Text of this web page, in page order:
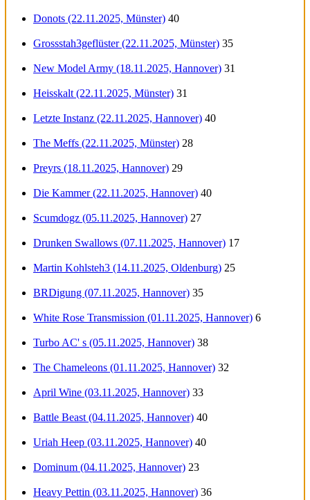
Donots (22.11.2025, Münster) 40
Grossstah3geflüster (22.11.2025, Münster) 35
New Model Army (18.11.2025, Hannover) 31
Heisskalt (22.11.2025, Münster) 31
Letzte Instanz (22.11.2025, Hannover) 40
The Meffs (22.11.2025, Münster) 28
Preyrs (18.11.2025, Hannover) 29
Die Kammer (22.11.2025, Hannover) 40
Scumdogz (05.11.2025, Hannover) 27
Drunken Swallows (07.11.2025, Hannover) 17
Martin Kohlsteh3 (14.11.2025, Oldenburg) 25
BRDigung (07.11.2025, Hannover) 35
White Rose Transmission (01.11.2025, Hannover) 6
Turbo AC' s (05.11.2025, Hannover) 38
The Chameleons (01.11.2025, Hannover) 32
April Wine (03.11.2025, Hannover) 33
Battle Beast (04.11.2025, Hannover) 40
Uriah Heep (03.11.2025, Hannover) 40
Dominum (04.11.2025, Hannover) 23
Heavy Pettin (03.11.2025, Hannover) 36